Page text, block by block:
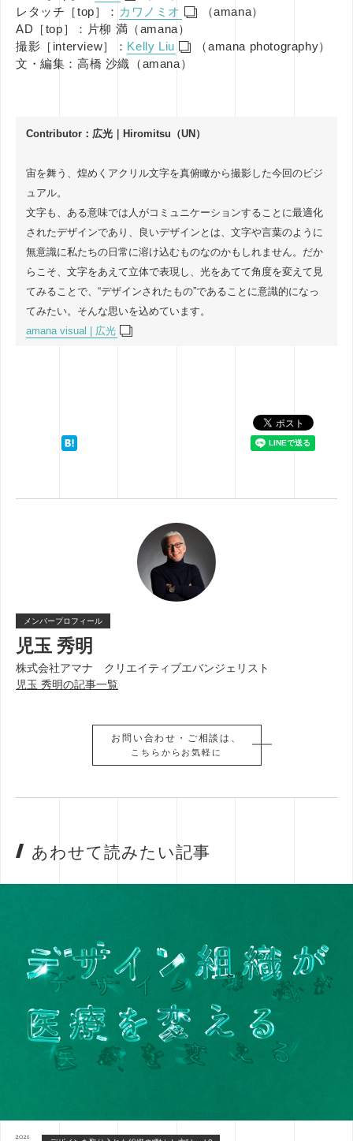
レタッチ［top］： カワノミオ
（amana）
AD［top］：片柳 満（amana）
撮影［interview］： Kelly Liu
（amana photography）
文・編集：高橋 沙織（amana）
Contributor：広光｜Hiromitsu（UN）
宙を舞う、煌めくアクリル文字を真俯瞰から撮影した今回のビジ
ュアル。
文字も、ある意味では人がコミュニケーションすることに最適化
されたデザインであり、良いデザインとは、文字や言葉のように
無意識に私たちの日常に溶け込むものなのかもしれません。だか
らこそ、文字をあえて立体で表現し、光をあてて角度を変えて見
てみることで、“デザインされたもの”であることに意識的になっ
てみたい。そんな思いを込めています。
amana visual | 広光
メンバープロフィール
児玉 秀明
株式会社アマナ クリエイティブエバンジェリスト
児玉 秀明の記事一覧
お問い合わせ・ご相談は、
こちらからお気軽に
お問い合わせ・ご相談は、
こちらからお気軽に
あわせて読みたい記事
2021